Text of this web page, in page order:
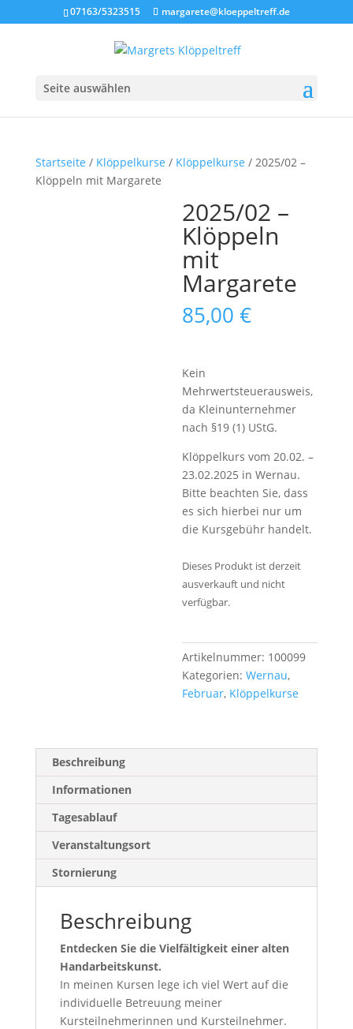
07163/5323515 margarete@kloeppeltreff.de
Seite auswählen
Startseite / Klöppelkurse / Klöppelkurse / 2025/02 –
Klöppeln mit Margarete
2025/02 –
Klöppeln
mit
Margarete
85,00€
Kein
Mehrwertsteuerausweis,
da Kleinunternehmer
nach §19 (1) UStG.
Klöppelkurs vom 20.02. –
23.02.2025 in Wernau.
Bitte beachten Sie, dass
es sich hierbei nur um
die Kursgebühr handelt.
Dieses Produkt ist derzeit
ausverkauft und nicht
verfügbar.
Artikelnummer: 100099
Kategorien:Wernau,
Februar, Klöppelkurse
Beschreibung
Informationen
Tagesablauf
Veranstaltungsort
Stornierung
Beschreibung
Entdecken Sie die Vielfältigkeit einer alten
Handarbeitskunst.
In meinen Kursen lege ich viel Wert auf die
individuelle Betreuung meiner
Kursteilnehmerinnen und Kursteilnehmer.